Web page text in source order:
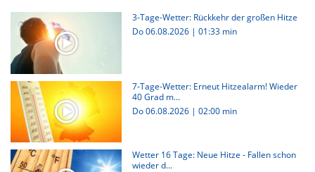
3-Tage-Wetter: Rückkehr der großen Hitze
Do 06.08.2026 | 01:33 min
7-Tage-Wetter: Erneut Hitzealarm! Wieder
40 Grad m...
Do 06.08.2026 | 02:00 min
Wetter 16 Tage: Neue Hitze - Fallen schon
wieder d...